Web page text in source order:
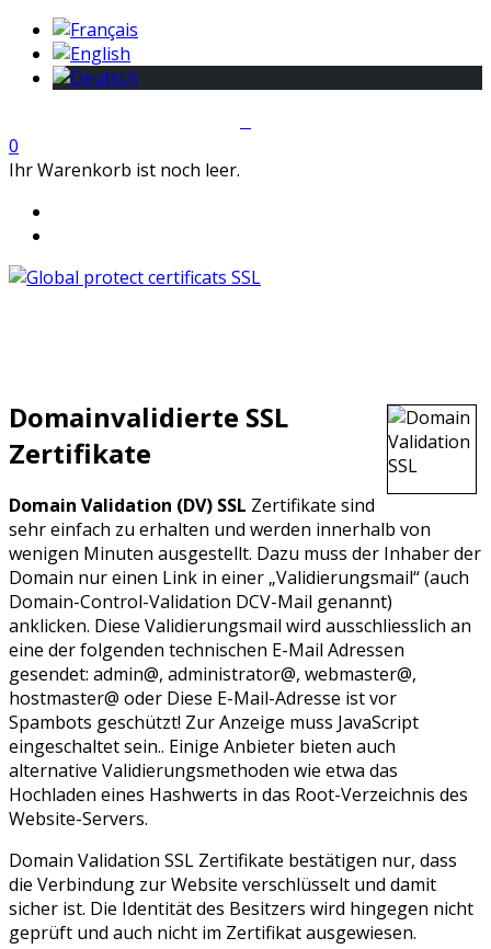
0
Ihr Warenkorb ist noch leer.
Domainvalidierte SSL
Zertifikate
Domain Validation (DV) SSL Zertifikate sind
sehr einfach zu erhalten und werden innerhalb von
wenigen Minuten ausgestellt. Dazu muss der Inhaber der
Domain nur einen Link in einer „Validierungsmail“ (auch
Domain-Control-Validation DCV-Mail genannt)
anklicken. Diese Validierungsmail wird ausschliesslich an
eine der folgenden technischen E-Mail Adressen
gesendet: admin@, administrator@, webmaster@,
hostmaster@ oder Diese E-Mail-Adresse ist vor
Spambots geschützt! Zur Anzeige muss JavaScript
eingeschaltet sein.. Einige Anbieter bieten auch
alternative Validierungsmethoden wie etwa das
Hochladen eines Hashwerts in das Root-Verzeichnis des
Website-Servers.
Domain Validation SSL Zertifikate bestätigen nur, dass
die Verbindung zur Website verschlüsselt und damit
sicher ist. Die Identität des Besitzers wird hingegen nicht
geprüft und auch nicht im Zertifikat ausgewiesen.